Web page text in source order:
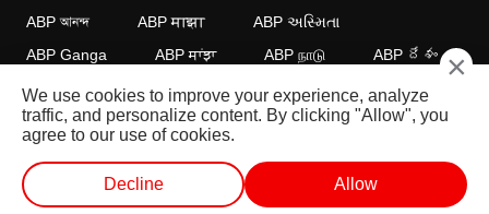
ABP আনন্দ
ABP माझा
ABP અસ્મિતા
ABP Ganga
ABP ਸਾਂਝਾ ABP நாடு ABP దేశం
FOLLOW US
This website follows the DNPA Code of Ethics. Copyright@2026.
All rights reserved.
×
We use cookies to improve your experience, analyze
traffic, and personalize content. By clicking "Allow", you
agree to our use of cookies.
Decline Allow